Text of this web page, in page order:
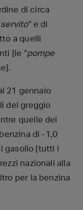
di circa
servito” e di
a quelli
[le “pompe
21 gennaio
del greggio
quelle dei
di -1,0
gasolio [tutti i
nazionali alla
per la benzina